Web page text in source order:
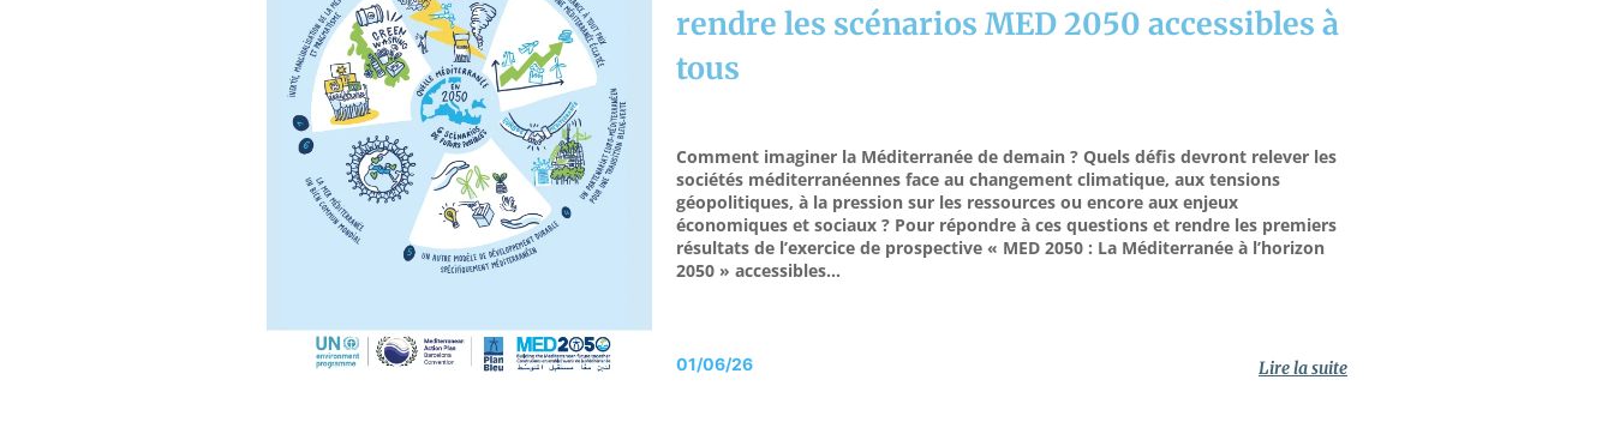
rendre les scénarios MED 2050 accessibles à
tous
Comment imaginer la Méditerranée de demain ? Quels défis devront relever les
sociétés méditerranéennes face au changement climatique, aux tensions
géopolitiques, à la pression sur les ressources ou encore aux enjeux
économiques et sociaux ? Pour répondre à ces questions et rendre les premiers
résultats de l’exercice de prospective « MED 2050 : La Méditerranée à l’horizon
2050 » accessibles…
01/06/26 Lire la suite